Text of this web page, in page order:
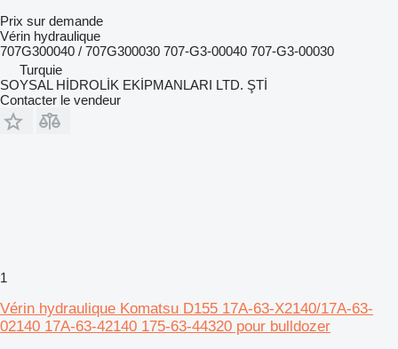
Prix sur demande
Vérin hydraulique
707G300040 / 707G300030 707-G3-00040 707-G3-00030
Turquie
SOYSAL HİDROLİK EKİPMANLARI LTD. ŞTİ
Contacter le vendeur
1
Vérin hydraulique Komatsu D155 17A-63-X2140/17A-63-
02140 17A-63-42140 175-63-44320 pour bulldozer